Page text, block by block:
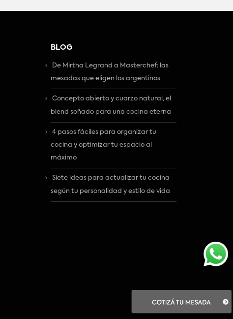
BLOG
De Mirtha Legrand a Masterchef: las
mesadas que eligen los argentinos
Concepto abierto y cuarzo natural, el
blend soñado para una cocina eterna
4 pasos fáciles para organizar tu
cocina y optimizar tu espacio al
máximo
Siete ideas para actualizar tu cocina
según tu personalidad y estilo de vida